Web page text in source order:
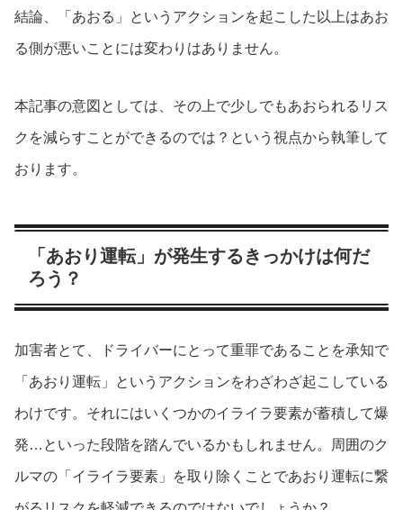
結論、「あおる」というアクションを起こした以上はあお
る側が悪いことには変わりはありません。
本記事の意図としては、その上で少しでもあおられるリス
クを減らすことができるのでは？という視点から執筆して
おります。
「あおり運転」が発生するきっかけは何だ
ろう？
加害者とて、ドライバーにとって重罪であることを承知で
「あおり運転」というアクションをわざわざ起こしている
わけです。それにはいくつかのイライラ要素が蓄積して爆
発…といった段階を踏んでいるかもしれません。周囲のク
ルマの「イライラ要素」を取り除くことであおり運転に繋